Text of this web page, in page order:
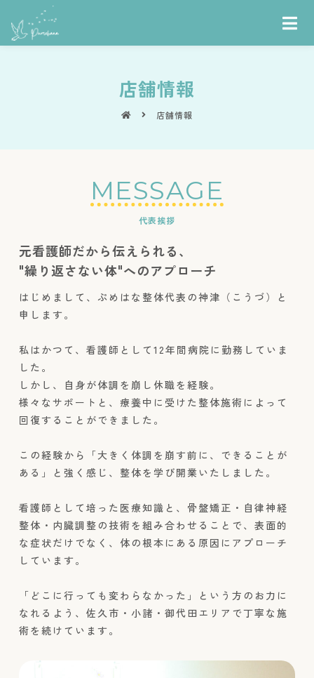
店舗情報
店舗情報
MESSAGE
代表挨拶
元看護師だから伝えられる、
"繰り返さない体"へのアプローチ
はじめまして、ぷめはな整体代表の神津（こうづ）と
申します。
私はかつて、看護師として12年間病院に勤務していま
した。
しかし、自身が体調を崩し休職を経験。
様々なサポートと、療養中に受けた整体施術によって
回復することができました。
この経験から「大きく体調を崩す前に、できることが
ある」と強く感じ、整体を学び開業いたしました。
看護師として培った医療知識と、骨盤矯正・自律神経
整体・内臓調整の技術を組み合わせることで、表面的
な症状だけでなく、体の根本にある原因にアプローチ
しています。
「どこに行っても変わらなかった」という方のお力に
なれるよう、佐久市・小諸・御代田エリアで丁寧な施
術を続けています。